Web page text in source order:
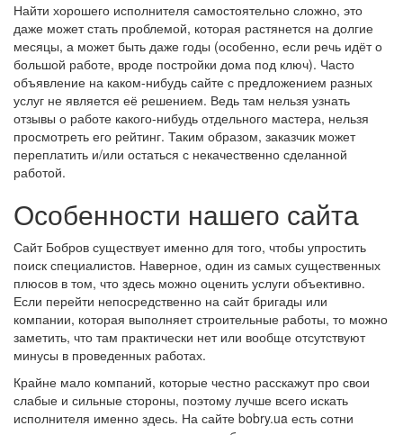
Найти хорошего исполнителя самостоятельно сложно, это
даже может стать проблемой, которая растянется на долгие
месяцы, а может быть даже годы (особенно, если речь идёт о
большой работе, вроде постройки дома под ключ). Часто
объявление на каком-нибудь сайте с предложением разных
услуг не является её решением. Ведь там нельзя узнать
отзывы о работе какого-нибудь отдельного мастера, нельзя
просмотреть его рейтинг. Таким образом, заказчик может
переплатить и/или остаться с некачественно сделанной
работой.
Особенности нашего сайта
Сайт Бобров существует именно для того, чтобы упростить
поиск специалистов. Наверное, один из самых существенных
плюсов в том, что здесь можно оценить услуги объективно.
Если перейти непосредственно на сайт бригады или
компании, которая выполняет строительные работы, то можно
заметить, что там практически нет или вообще отсутствуют
минусы в проведенных работах.
Крайне мало компаний, которые честно расскажут про свои
слабые и сильные стороны, поэтому лучше всего искать
исполнителя именно здесь. На сайте bobry.ua есть сотни